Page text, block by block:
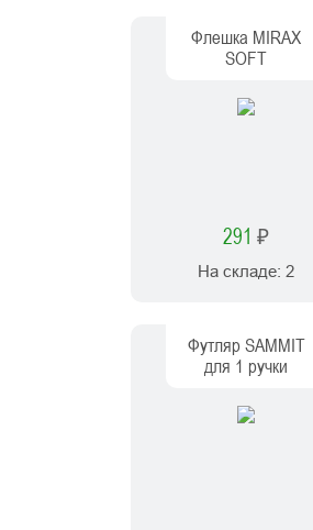
Флешка MIRAX
SOFT
291 ₽
На складе: 2
Футляр SAMMIT
для 1 ручки